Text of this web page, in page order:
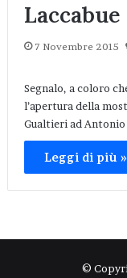
7 Novembre 2015
Segnalo, a coloro
l’apertura della
Gualtieri ad Antonio
Leggi di più »
©